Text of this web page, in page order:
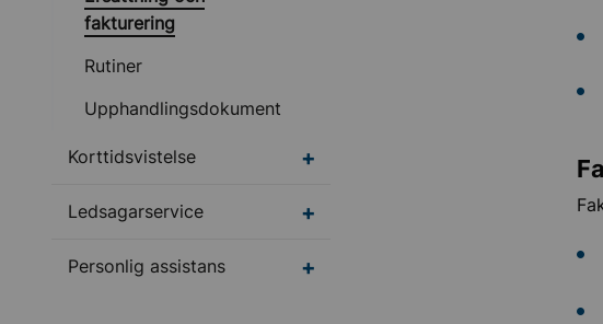
fakturering
Rutiner
Upphandlingsdokument
Korttidsvistelse Undermeny för Korttidsvistelse
Ledsagarservice Undermeny för Ledsagarservice
Personlig assistans Undermeny för Personlig assistans